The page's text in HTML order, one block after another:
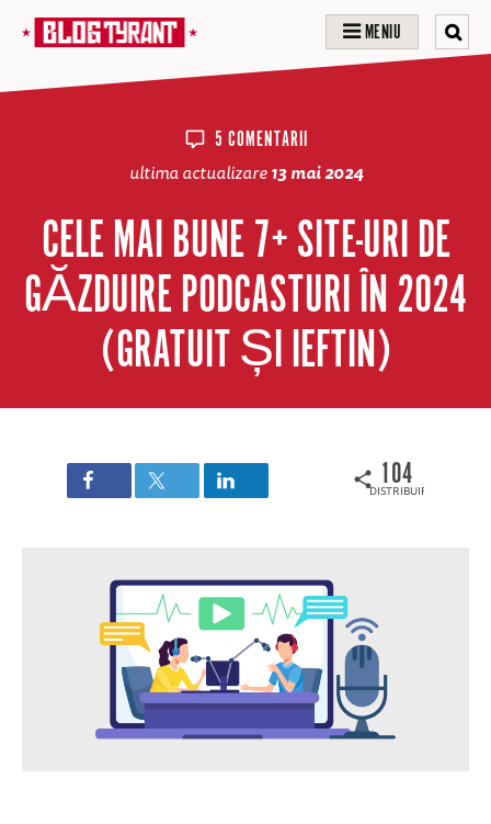
MENIU
5 COMENTARII
ultima actualizare13 mai 2024
CELE MAI BUNE 7+ SITE-URI DE
GĂZDUIRE PODCASTURI ÎN 2024
(GRATUIT ȘI IEFTIN)
DISTRIBUIRI
104